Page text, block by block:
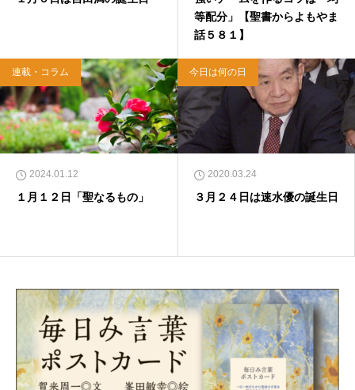
等配分」【聖書からよもやま
話５８１】
連載・コラム
2024.01.12
１月１２日「聖なるもの」
今日は何の日
2020.03.24
３月２４日は速水優の誕生日